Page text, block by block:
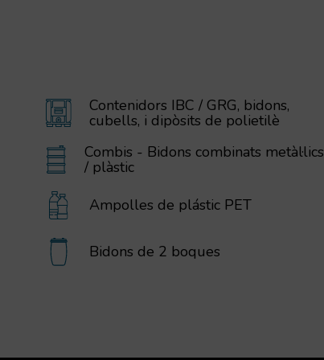
Contenidors IBC / GRG, bidons,
cubells, i dipòsits de polietilè
Combis - Bidons combinats metàl·lics
/ plàstic
Ampolles de plástic PET
Bidons de 2 boques